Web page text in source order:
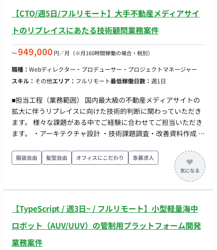
【CTO/週5日/フルリモート】大手不動産メディアサイ
トのリプレイスにあたる技術顧問業務案件
〜949,000 円／月 （※月160時間稼働の場合・税別）
職種： Webディレクター・プロデューサー・プロジェクトマネージャー
スキル： その他エリア： フルリモート最低稼働日数： 週1日
■担当工程（業務範囲） 国内最大級の不動産メディアサイトの
拡大に伴うリプレイスに向けた技術的判断に関わっていただき
ます。 様々な課題がある中でご経験に合わせてご担当いただき
ます。 ・アーキテクチャ設計 ・技術課題調査・改善資料作成 ・
ンジンの改善 ◆補足◆ プラットフォーム事業を展開し、多角的
に事業を行っている企業での技術顧問の募集となります。 大規
模不動産メディアのリプレイスにあたる課題解決に貢献いただ
きます。 ◆主な開発環境・ツール◆ ・使用言語（FW）：
ラウド：GCP ・DB：MySQL・PostgreSQL・SQL Server・
BigQuery ・コミュニケーションツール：Slack・SlackBot ・ソ
Apache・IIS・Docker ・開発手法：アジャイル・スクラム ◆契
服装自由 髪型自由 オフィスにこだわり 急募求人
【TypeScript / 週3日~ / フルリモート】小型軽量海中
ロボット（AUV/UUV）の管制用プラットフォーム開発
業務案件